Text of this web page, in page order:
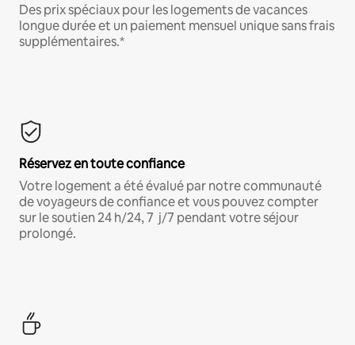
Des prix spéciaux pour les logements de vacances
longue durée et un paiement mensuel unique sans frais
supplémentaires.*
Réservez en toute confiance
Votre logement a été évalué par notre communauté
de voyageurs de confiance et vous pouvez compter
sur le soutien 24 h/24, 7 j/7 pendant votre séjour
prolongé.